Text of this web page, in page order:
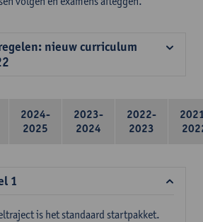
nieuw curriculum
2024-
2025
2023-
2024
2022-
2023
1
is het standaard startpakket.